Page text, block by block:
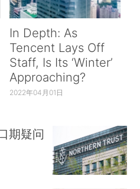
In Depth: As
Tencent Lays Off
Staff, Is Its ‘Winter’
Approaching?
2022年04月01日
期疑问